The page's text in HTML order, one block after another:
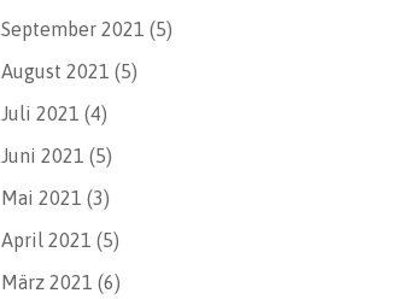
September 2021 (5)
August 2021 (5)
Juli 2021 (4)
Juni 2021 (5)
Mai 2021 (3)
April 2021 (5)
März 2021 (6)